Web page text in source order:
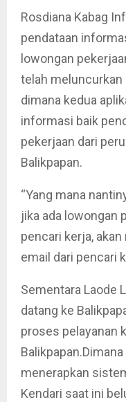
Rosdiana Kabag
pendataan
lowongan
telah meluncurkan
dimana kedua
informasi baik
pekerjaan dari
Balikpapan.
“Yang mana
jika ada lowongan
pencari kerja,
email dari pencari
Sementara Laode
datang ke
proses pelayanan
menerapkan
Kendari saat ini